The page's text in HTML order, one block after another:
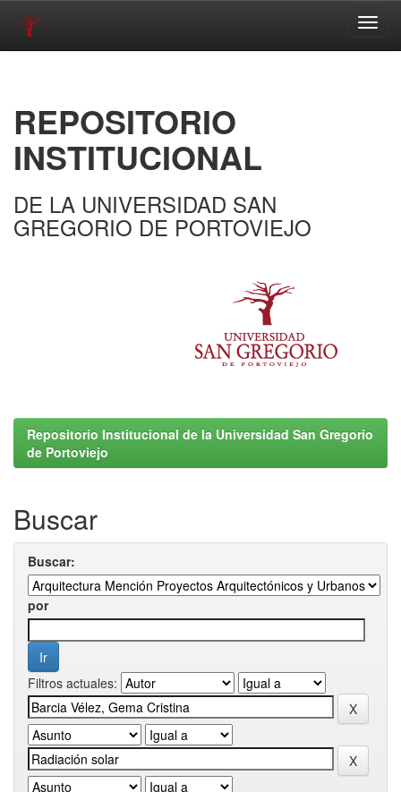
REPOSITORIO
INSTITUCIONAL
DE LA UNIVERSIDAD SAN
GREGORIO DE PORTOVIEJO
Repositorio Institucional de la Universidad San Gregorio
de Portoviejo
Buscar
Buscar:
por
Filtros actuales: